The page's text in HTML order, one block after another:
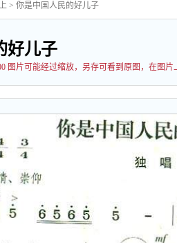
> 你是中国人民的好儿子
好儿子
图片可能经过缩放，另存可看到原图，在图